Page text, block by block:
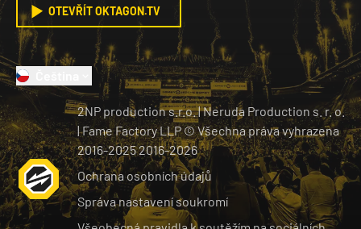
OTEVŘÍT OKTAGON.TV
2NP production s.r.o.|Neruda Production s. r. o.
| Fame Factory LLP © Všechna práva vyhrazena
2016-20252016-2026
Ochrana osobních údajů
Správa nastavení soukromí